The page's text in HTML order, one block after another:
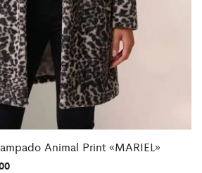
Animal Print «MARIEL»